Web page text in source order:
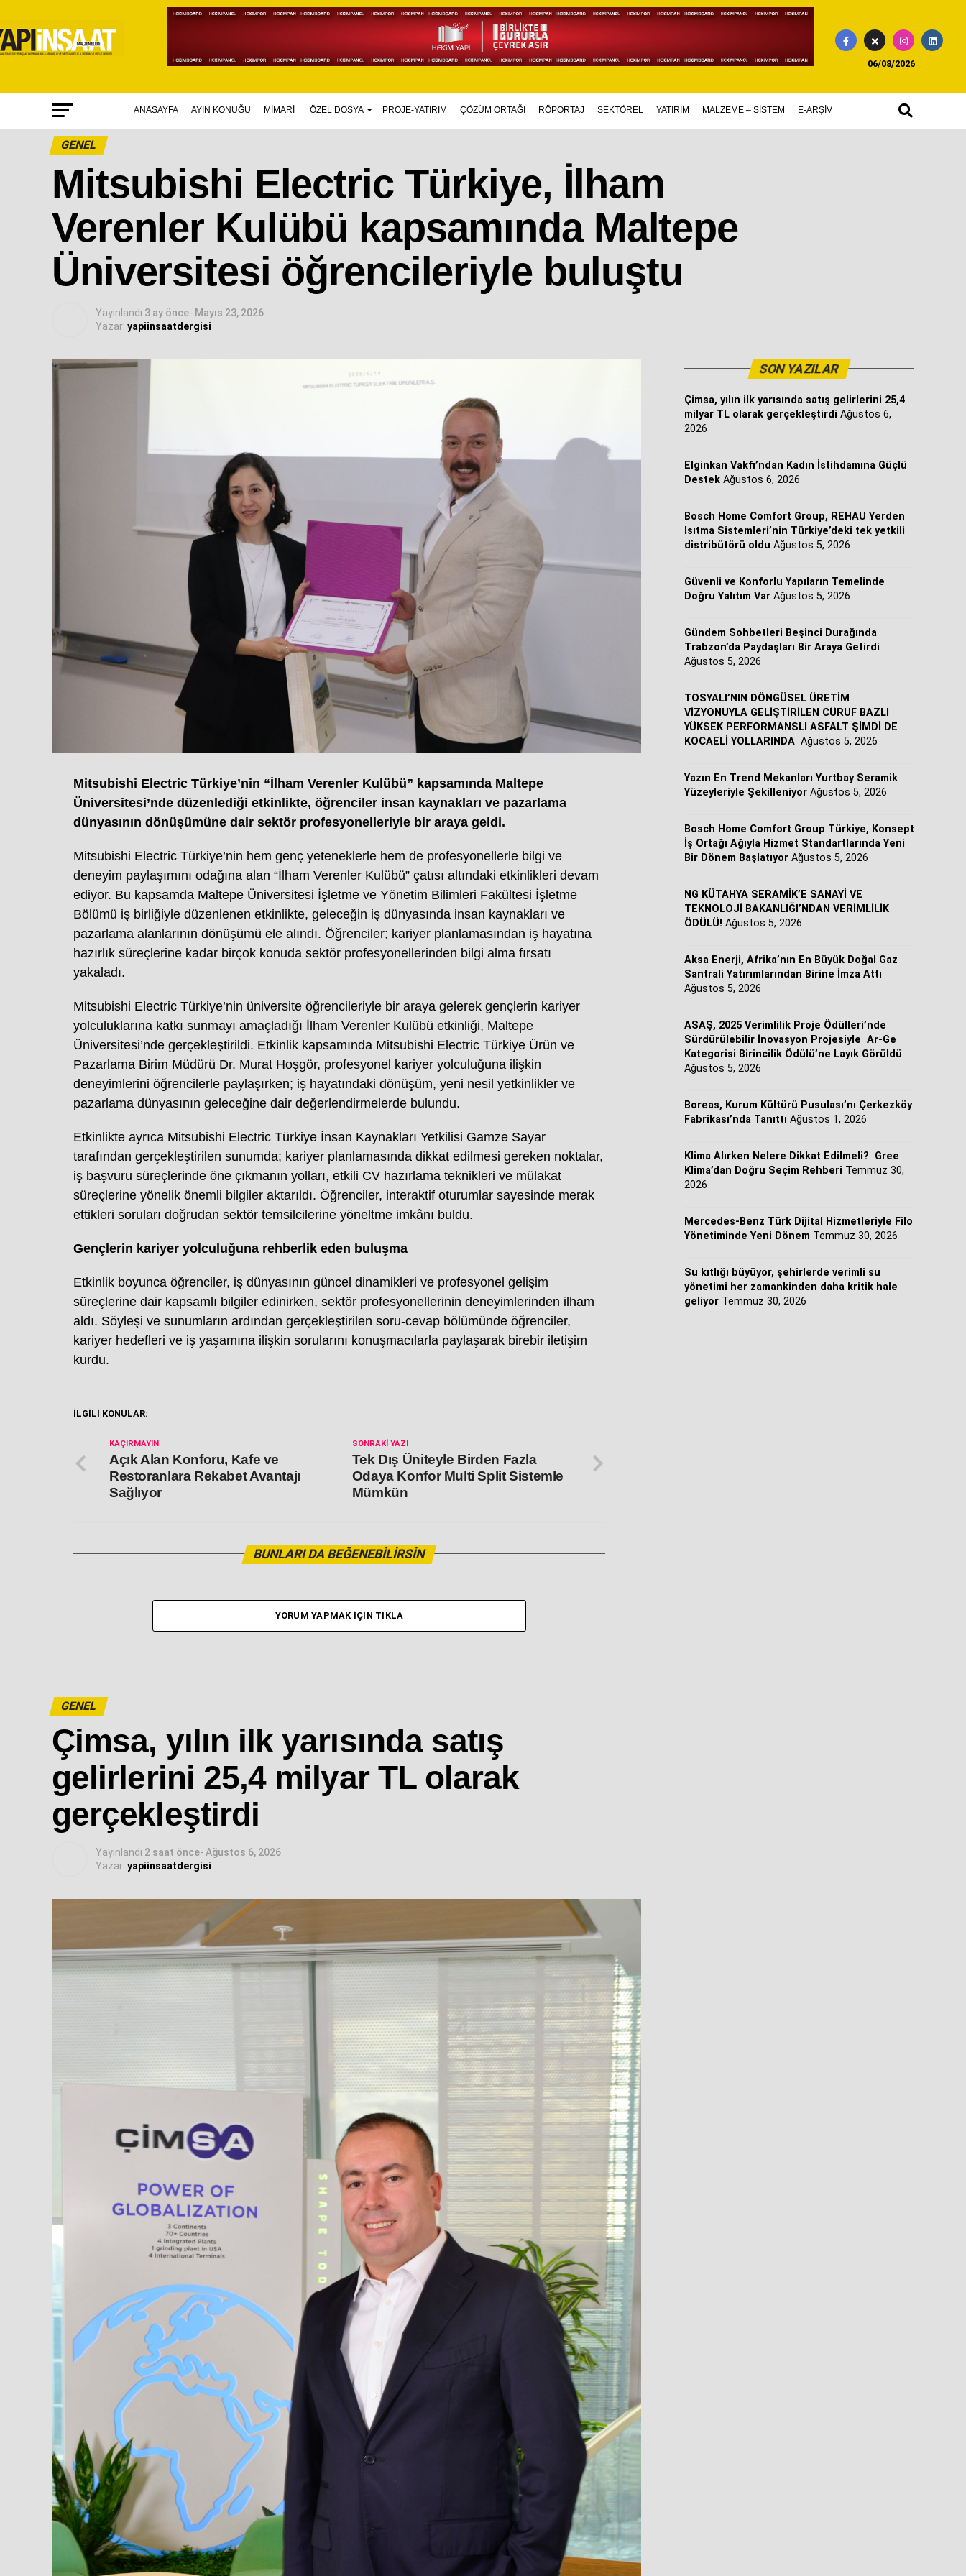
06/08/2026
ANASAYFA AYIN KONUĞU MİMARİ ÖZEL DOSYA PROJE-YATIRIM ÇÖZÜM ORTAĞI RÖPORTAJ SEKTÖREL YATIRIM MALZEME – SİSTEM E-ARŞİV
GENEL
Mitsubishi Electric Türkiye, İlham
Verenler Kulübü kapsamında Maltepe
Üniversitesi öğrencileriyle buluştu
Yayınlandı 3 ay önce- Mayıs 23, 2026
Yazar: yapiinsaatdergisi
Mitsubishi Electric Türkiye’nin “İlham Verenler Kulübü” kapsamında Maltepe
Üniversitesi’nde düzenlediği etkinlikte, öğrenciler insan kaynakları ve pazarlama
dünyasının dönüşümüne dair sektör profesyonelleriyle bir araya geldi.
Mitsubishi Electric Türkiye’nin hem genç yeteneklerle hem de profesyonellerle bilgi ve
deneyim paylaşımını odağına alan “İlham Verenler Kulübü” çatısı altındaki etkinlikleri devam
ediyor. Bu kapsamda Maltepe Üniversitesi İşletme ve Yönetim Bilimleri Fakültesi İşletme
Bölümü iş birliğiyle düzenlenen etkinlikte, geleceğin iş dünyasında insan kaynakları ve
pazarlama alanlarının dönüşümü ele alındı. Öğrenciler; kariyer planlamasından iş hayatına
hazırlık süreçlerine kadar birçok konuda sektör profesyonellerinden bilgi alma fırsatı
yakaladı.
Mitsubishi Electric Türkiye’nin üniversite öğrencileriyle bir araya gelerek gençlerin kariyer
yolculuklarına katkı sunmayı amaçladığı İlham Verenler Kulübü etkinliği, Maltepe
Üniversitesi’nde gerçekleştirildi. Etkinlik kapsamında Mitsubishi Electric Türkiye Ürün ve
Pazarlama Birim Müdürü Dr. Murat Hoşgör, profesyonel kariyer yolculuğuna ilişkin
deneyimlerini öğrencilerle paylaşırken; iş hayatındaki dönüşüm, yeni nesil yetkinlikler ve
pazarlama dünyasının geleceğine dair değerlendirmelerde bulundu.
Etkinlikte ayrıca Mitsubishi Electric Türkiye İnsan Kaynakları Yetkilisi Gamze Sayar
tarafından gerçekleştirilen sunumda; kariyer planlamasında dikkat edilmesi gereken noktalar,
iş başvuru süreçlerinde öne çıkmanın yolları, etkili CV hazırlama teknikleri ve mülakat
süreçlerine yönelik önemli bilgiler aktarıldı. Öğrenciler, interaktif oturumlar sayesinde merak
ettikleri soruları doğrudan sektör temsilcilerine yöneltme imkânı buldu.
Gençlerin kariyer yolculuğuna rehberlik eden buluşma
Etkinlik boyunca öğrenciler, iş dünyasının güncel dinamikleri ve profesyonel gelişim
süreçlerine dair kapsamlı bilgiler edinirken, sektör profesyonellerinin deneyimlerinden ilham
aldı. Söyleşi ve sunumların ardından gerçekleştirilen soru-cevap bölümünde öğrenciler,
kariyer hedefleri ve iş yaşamına ilişkin sorularını konuşmacılarla paylaşarak birebir iletişim
kurdu.
İLGİLİ KONULAR:
SONRAKI YAZI
Tek Dış Üniteyle Birden Fazla
Odaya Konfor Multi Split Sistemle
Mümkün
KAÇIRMAYIN
Açık Alan Konforu, Kafe ve
Restoranlara Rekabet Avantajı
Sağlıyor
BUNLARI DA BEĞENEBILIRSIN
YORUM YAPMAK İÇIN TIKLA
GENEL
Çimsa, yılın ilk yarısında satış
gelirlerini 25,4 milyar TL olarak
gerçekleştirdi
Yayınlandı 2 saat önce- Ağustos 6, 2026
Yazar: yapiinsaatdergisi
SON YAZILAR
Çimsa, yılın ilk yarısında satış gelirlerini 25,4
milyar TL olarak gerçekleştirdi Ağustos 6,
2026
Elginkan Vakfı’ndan Kadın İstihdamına Güçlü
Destek Ağustos 6, 2026
Bosch Home Comfort Group, REHAU Yerden
Isıtma Sistemleri’nin Türkiye’deki tek yetkili
distribütörü oldu Ağustos 5, 2026
Güvenli ve Konforlu Yapıların Temelinde
Doğru Yalıtım Var Ağustos 5, 2026
Gündem Sohbetleri Beşinci Durağında
Trabzon’da Paydaşları Bir Araya Getirdi
Ağustos 5, 2026
TOSYALI’NIN DÖNGÜSEL ÜRETİM
VİZYONUYLA GELİŞTİRİLEN CÜRUF BAZLI
YÜKSEK PERFORMANSLI ASFALT ŞİMDİ DE
KOCAELİ YOLLARINDA Ağustos 5, 2026
Yazın En Trend Mekanları Yurtbay Seramik
Yüzeyleriyle Şekilleniyor Ağustos 5, 2026
Bosch Home Comfort Group Türkiye, Konsept
İş Ortağı Ağıyla Hizmet Standartlarında Yeni
Bir Dönem Başlatıyor Ağustos 5, 2026
NG KÜTAHYA SERAMİK’E SANAYİ VE
TEKNOLOJİ BAKANLIĞI’NDAN VERİMLİLİK
ÖDÜLÜ! Ağustos 5, 2026
Aksa Enerji, Afrika’nın En Büyük Doğal Gaz
Santrali Yatırımlarından Birine İmza Attı
Ağustos 5, 2026
ASAŞ, 2025 Verimlilik Proje Ödülleri’nde
Sürdürülebilir İnovasyon Projesiyle Ar-Ge
Kategorisi Birincilik Ödülü’ne Layık Görüldü
Ağustos 5, 2026
Boreas, Kurum Kültürü Pusulası’nı Çerkezköy
Fabrikası’nda Tanıttı Ağustos 1, 2026
Klima Alırken Nelere Dikkat Edilmeli? Gree
Klima’dan Doğru Seçim Rehberi Temmuz 30,
2026
Mercedes-Benz Türk Dijital Hizmetleriyle Filo
Yönetiminde Yeni Dönem Temmuz 30, 2026
Su kıtlığı büyüyor, şehirlerde verimli su
yönetimi her zamankinden daha kritik hale
geliyor Temmuz 30, 2026